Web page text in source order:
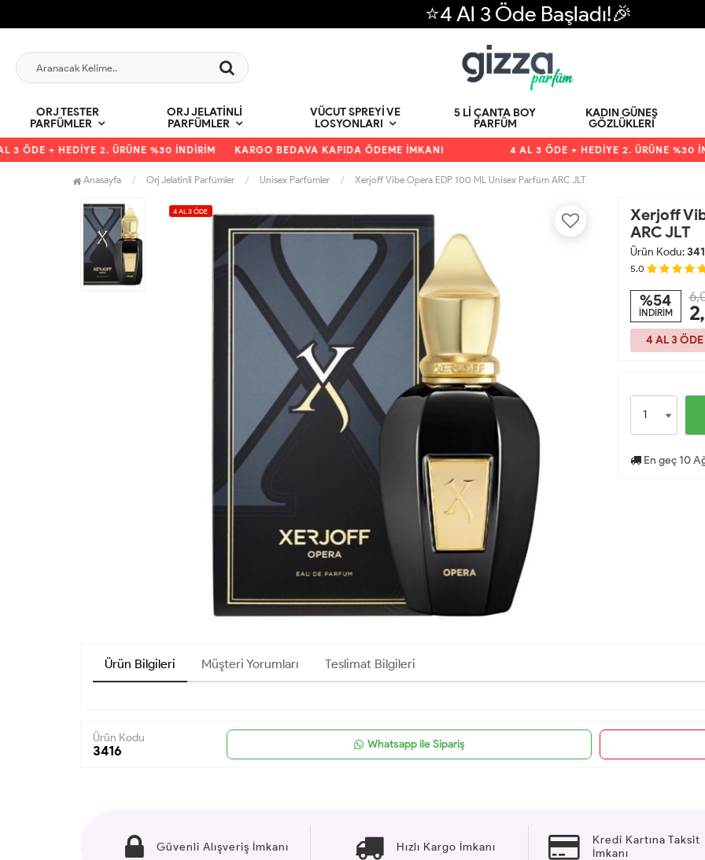
⭐4 Al 3 Öde Başladı!🎉
ORJ TESTER
PARFÜMLER
ORJ JELATINLI
PARFÜMLER
VÜCUT SPREYI VE
LOSYONLARI
5 LI ÇANTA BOY
PARFÜM
KADIN GÜNEŞ
GÖZLÜKLERI
+ HEDİYE 2. ÜRÜNE %30 İNDİRİM KARGO BEDAVA KAPIDA ÖDEME İMKANI 4 AL 3 ÖDE + HEDİYE 2. ÜRÜNE %30
Anasayfa Orj Jelatinli Parfümler Unisex Parfümler Xerjoff Vibe Opera EDP 100 ML Unisex Parfüm ARC JLT
4 AL 3 ÖDE
Xerjoff
ARC JLT
Ürün Kodu:
5.0
%54
İNDİRİM
4 AL 3 ÖDE
En geç 10
Ürün Bilgileri Müşteri Yorumları Teslimat Bilgileri
Ürün Kodu
3416 Whatsapp ile Sipariş
Güvenli Alışveriş İmkanı Hızlı Kargo İmkanı
Kredi Kartına Taksit
İmkanı